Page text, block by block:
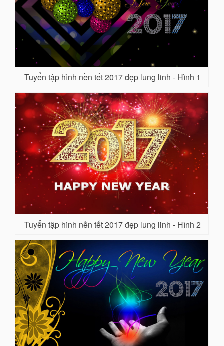
Tuyển tập hình nền tết 2017 đẹp lung linh - Hình 1
Tuyển tập hình nền tết 2017 đẹp lung linh - Hình 2